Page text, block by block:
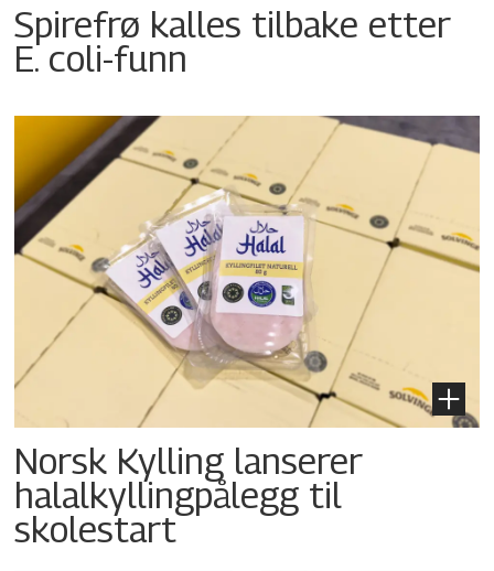
Spirefrø kalles tilbake etter
E. coli-funn
Norsk Kylling lanserer
halalkyllingpålegg til
skolestart